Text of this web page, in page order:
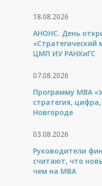
18.08.2026
АНОНС. День
ЦМП ИУ РАНХиГС
07.08.2026
Программу MBA
стратегия,
Новгороде
03.08.2026
Руководители
считают, что
чем на МВА